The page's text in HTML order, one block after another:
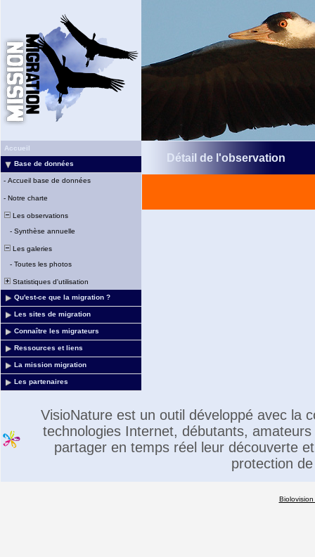
Accueil
Base de données
- Accueil base de données
- Notre charte
Les observations
- Synthèse annuelle
Les galeries
- Toutes les photos
Statistiques d'utilisation
Qu'est-ce que la migration ?
Les sites de migration
Connaître les migrateurs
Ressources et liens
La mission migration
Les partenaires
Détail de l'observation
VisioNature est un outil développé avec la
technologies Internet, débutants,
partager en temps réel leur découverte
protection
Biolovision